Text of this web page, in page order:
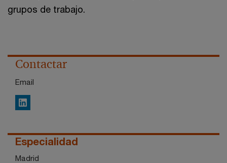
grupos de trabajo.
Contactar
Email
LinkedIn
Especialidad
Madrid